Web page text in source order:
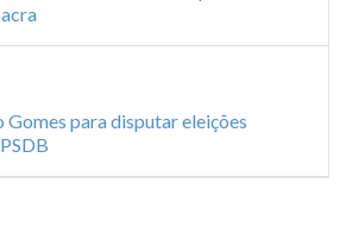
para disputar eleições